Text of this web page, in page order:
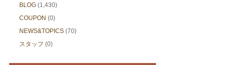
BLOG(1,430)
COUPON (0)
NEWS&TOPICS(70)
スタッフ (0)